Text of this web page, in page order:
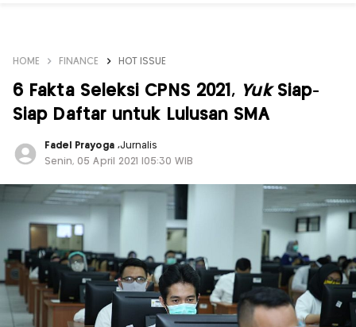
HOME FINANCE HOT ISSUE
6 Fakta Seleksi CPNS 2021, YukSiap-
Siap Daftar untuk Lulusan SMA
Fadel Prayoga ,Jurnalis
Senin, 05 April 2021 |05:30 WIB